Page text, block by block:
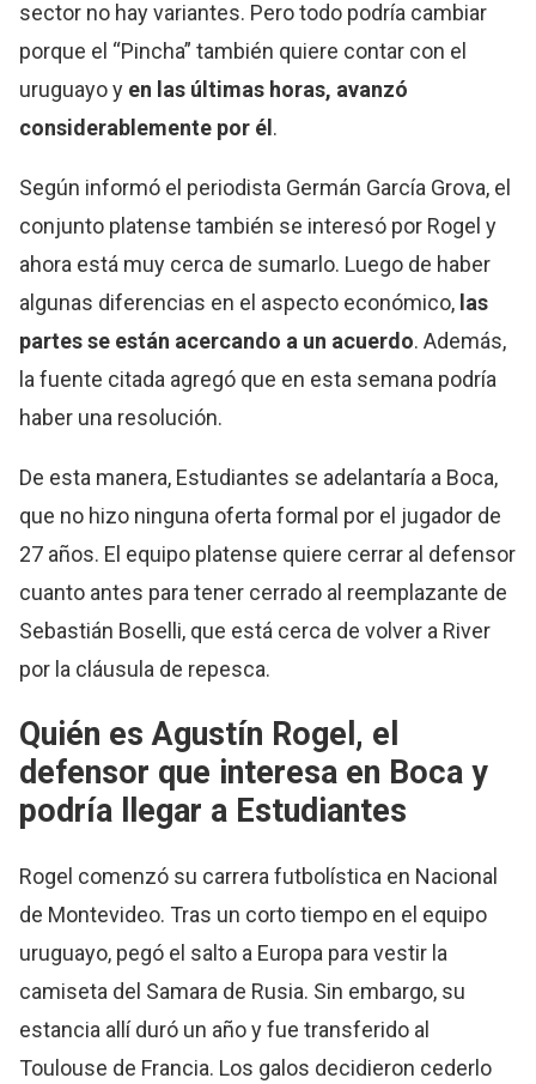
sector no hay variantes. Pero todo podría cambiar
porque el “Pincha” también quiere contar con el
uruguayo y en las últimas horas, avanzó
considerablemente por él .
Según informó el periodista Germán García Grova, el
conjunto platense también se interesó por Rogel y
ahora está muy cerca de sumarlo. Luego de haber
algunas diferencias en el aspecto económico, las
partes se están acercando a un acuerdo. Además,
la fuente citada agregó que en esta semana podría
haber una resolución.
De esta manera, Estudiantes se adelantaría a Boca,
que no hizo ninguna oferta formal por el jugador de
27 años. El equipo platense quiere cerrar al defensor
cuanto antes para tener cerrado al reemplazante de
Sebastián Boselli, que está cerca de volver a River
por la cláusula de repesca.
Quién es Agustín Rogel, el
defensor que interesa en Boca y
podría llegar a Estudiantes
Rogel comenzó su carrera futbolística en Nacional
de Montevideo. Tras un corto tiempo en el equipo
uruguayo, pegó el salto a Europa para vestir la
camiseta del Samara de Rusia. Sin embargo, su
estancia allí duró un año y fue transferido al
Toulouse de Francia. Los galos decidieron cederlo